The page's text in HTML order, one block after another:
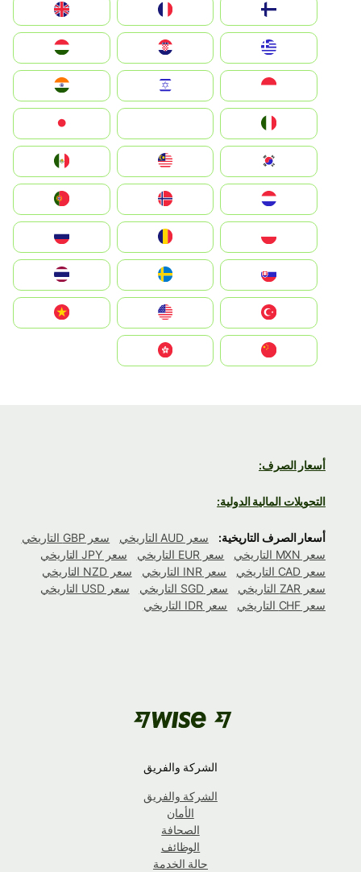
United Kingdom
Hrvatska
Magyarország
Indonesia
South Korea
Nederland
Portugal
România
Slovensko
United States
Vietnam
أسعار الصرف:
التحويلات المالية الدولية:
أسعار الصرف التاريخية: سعر AUD التاريخي
سعر GBP التاريخي
سعر MXN التاريخي
سعر EUR التاريخي
سعر JPY التاريخي
سعر CAD التاريخي
سعر INR التاريخي
سعر NZD التاريخي
سعر ZAR التاريخي
سعر SGD التاريخي
سعر USD التاريخي
سعر CHF التاريخي
سعر IDR التاريخي
الشركة والفريق
الشركة والفريق
الأمان
الصحافة
الوظائف
حالة الخدمة